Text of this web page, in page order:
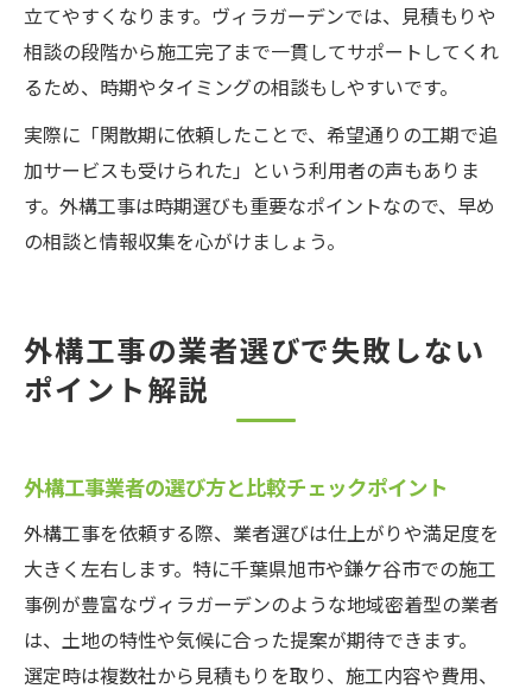
立てやすくなります。ヴィラガーデンでは、見積もりや
相談の段階から施工完了まで一貫してサポートしてくれ
るため、時期やタイミングの相談もしやすいです。
実際に「閑散期に依頼したことで、希望通りの工期で追
加サービスも受けられた」という利用者の声もありま
す。外構工事は時期選びも重要なポイントなので、早め
の相談と情報収集を心がけましょう。
外構工事の業者選びで失敗しない
ポイント解説
外構工事業者の選び方と比較チェックポイント
外構工事を依頼する際、業者選びは仕上がりや満足度を
大きく左右します。特に千葉県旭市や鎌ケ谷市での施工
事例が豊富なヴィラガーデンのような地域密着型の業者
は、土地の特性や気候に合った提案が期待できます。
選定時は複数社から見積もりを取り、施工内容や費用、